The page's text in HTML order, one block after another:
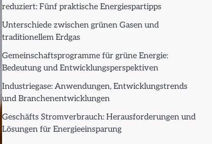
reduziert: Fünf praktische Energiespartipps
Unterschiede zwischen grünen Gasen und
traditionellem Erdgas
Gemeinschaftsprogramme für grüne Energie:
Bedeutung und Entwicklungsperspektiven
Industriegase: Anwendungen, Entwicklungstrends
und Branchenentwicklungen
Geschäfts Stromverbrauch: Herausforderungen und
Lösungen für Energieeinsparung